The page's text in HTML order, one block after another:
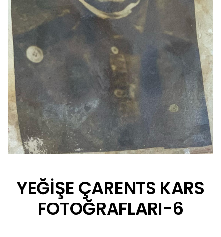
YEĞİŞE ÇARENTS KARS
FOTOĞRAFLARI-6